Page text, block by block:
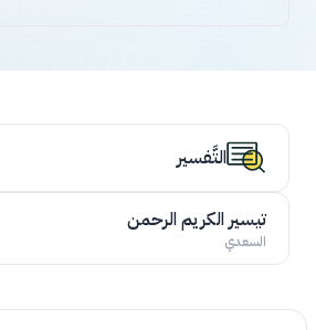
التَّفسير
تيسير الكريم الرحمن
السعدي